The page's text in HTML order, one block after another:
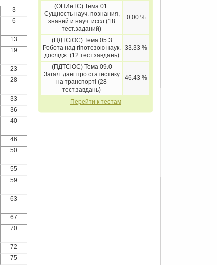
3
6
13
19
23
28
33
36
40
46
50
55
59
63
67
70
72
75
(ОНИиТС) Тема 01.
Сущность науч. познания,
знаний и науч. иссл.(18
тест.заданий)
0.00 %
(ПДТСіОС) Тема 05.3
Робота над гіпотезою наук.
дослідж. (12 тест.завдань)
33.33 %
(ПДТСіОС) Тема 09.0
Загал. дані про статистику
на транспорті (28
тест.завдань)
46.43 %
Перейти к тестам